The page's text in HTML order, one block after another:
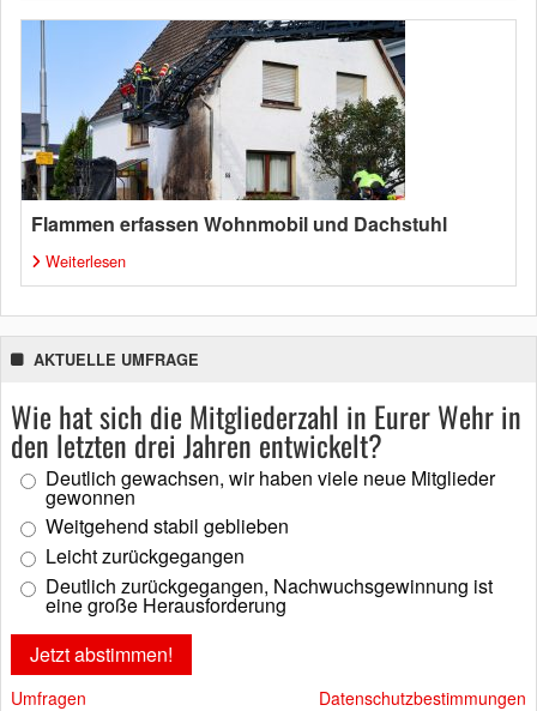
Flammen erfassen Wohnmobil und Dachstuhl
Weiterlesen
AKTUELLE UMFRAGE
Wie hat sich die Mitgliederzahl in Eurer Wehr in
den letzten drei Jahren entwickelt?
Deutlich gewachsen, wir haben viele neue Mitglieder
gewonnen
Weitgehend stabil geblieben
Leicht zurückgegangen
Deutlich zurückgegangen, Nachwuchsgewinnung ist
eine große Herausforderung
Umfragen Datenschutzbestimmungen